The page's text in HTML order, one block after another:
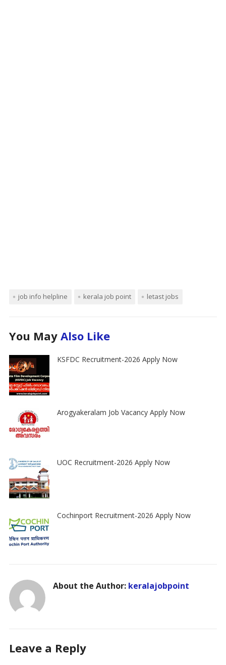
job info helpline kerala job point letast jobs
You May Also Like
KSFDC Recruitment-2026 Apply Now
Arogyakeralam Job Vacancy Apply Now
UOC Recruitment-2026 Apply Now
Cochinport Recruitment-2026 Apply Now
About the Author: keralajobpoint
Leave a Reply